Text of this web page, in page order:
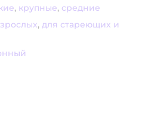
, крупные, средние
, для стареющих и